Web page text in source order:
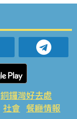
銅鑼灣好去處
社會 餐廳情報